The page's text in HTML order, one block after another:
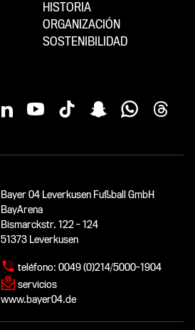
HISTORIA
ORGANIZACIÓN
SOSTENIBILIDAD
Bayer 04 Leverkusen Fußball GmbH
BayArena
Bismarckstr. 122 - 124
51373 Leverkusen
teléfono: 0049 (0)214/5000-1904
servicios
www.bayer04.de